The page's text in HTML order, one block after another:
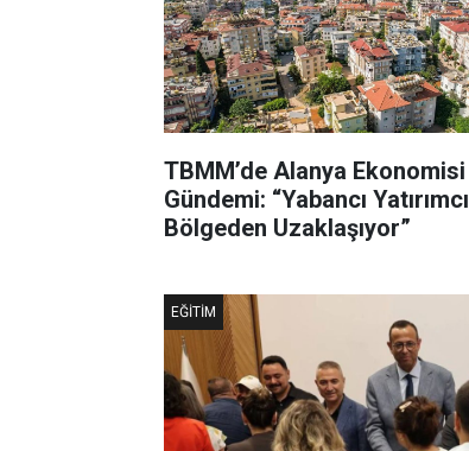
TBMM’de Alanya Ekonomisi
Gündemi: “Yabancı Yatırımcı
Bölgeden Uzaklaşıyor”
EĞITIM